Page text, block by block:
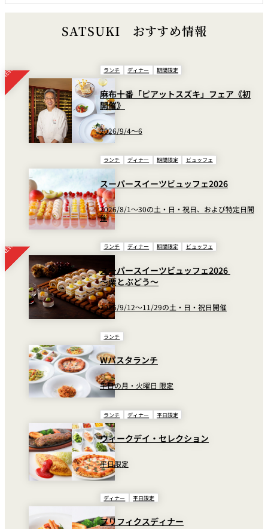
SATSUKI おすすめ情報
ランチ ディナー 期間限定
麻布十番「ピアットスズキ」フェア《初
開催》
2026/9/4～6
ランチ ディナー 期間限定 ビュッフェ
スーパースイーツビュッフェ2026
2026/8/1～30の土・日・祝日、および特定日開
催
ランチ ディナー 期間限定 ビュッフェ
スーパースイーツビュッフェ2026
～栗とぶどう～
2026/9/12～11/29の土・日・祝日開催
ランチ
Wパスタランチ
平日の月・火曜日 限定
ランチ ディナー 平日限定
ウィークデイ・セレクション
平日限定
ディナー 平日限定
プリフィクスディナー